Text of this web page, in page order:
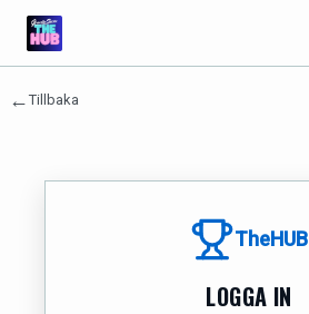
←Tillbaka
TheHUB
LOGGA IN